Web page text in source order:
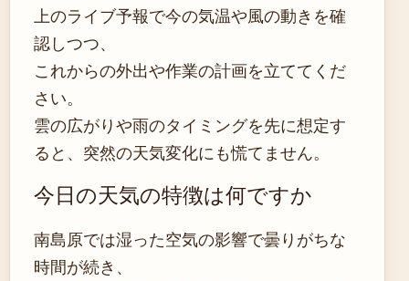
上のライブ予報で今の気温や風の動きを確
認しつつ、
これからの外出や作業の計画を立ててくだ
さい。
雲の広がりや雨のタイミングを先に想定す
ると、突然の天気変化にも慌てません。
今日の天気の特徴は何ですか
南島原では湿った空気の影響で曇りがちな
時間が続き、